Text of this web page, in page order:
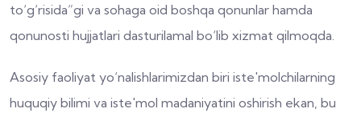
to‘g‘risida”gi va sohaga oid boshqa qonunlar hamda
qonunosti hujjatlari dasturilamal bo‘lib xizmat qilmoqda.
Asosiy faoliyat yo‘nalishlarimizdan biri iste'molchilarning
huquqiy bilimi va iste'mol madaniyatini oshirish ekan, bu